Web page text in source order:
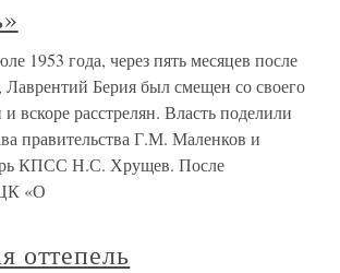
1953 года, через пять месяцев после
Лаврентий Берия был смещен со своего
и вскоре расстрелян. Власть поделили
правительства Г.М. Маленков и
КПСС Н.С. Хрущев. После
«О
оттепель